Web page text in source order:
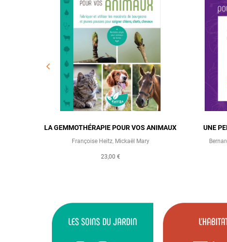
LA GEMMOTHÉRAPIE POUR VOS ANIMAUX
Françoise Heitz, Mickaël Mary
23,00 €
UNE